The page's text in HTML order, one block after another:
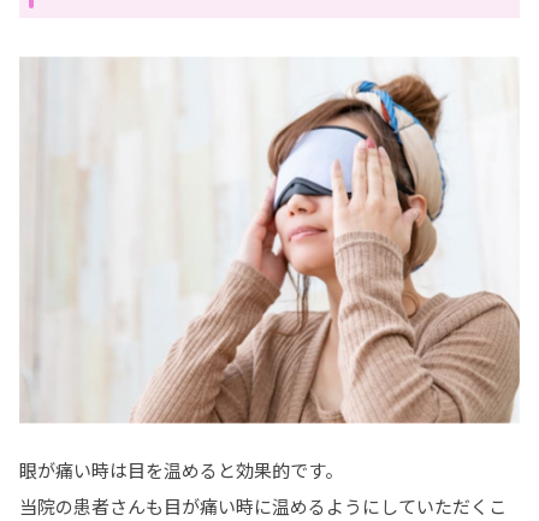
眼が痛い時は目を温めると効果的です。
当院の患者さんも目が痛い時に温めるようにしていただくこ